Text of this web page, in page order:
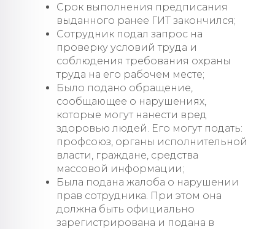
Срок выполнения предписания
выданного ранее ГИТ закончился;
Сотрудник подал запрос на
проверку условий труда и
соблюдения требования охраны
труда на его рабочем месте;
Было подано обращение,
сообщающее о нарушениях,
которые могут нанести вред
здоровью людей. Его могут подать:
профсоюз, органы исполнительной
власти, граждане, средства
массовой информации;
Была подана жалоба о нарушении
прав сотрудника. При этом она
должна быть официально
зарегистрирована и подана в